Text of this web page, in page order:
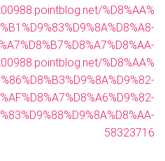
%D8%AA%
%D8%AA%
58323716